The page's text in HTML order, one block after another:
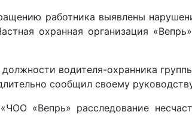
работника выявлены
охранная организация
водителя-охранника
сообщил своему
«Вепрь» расследование